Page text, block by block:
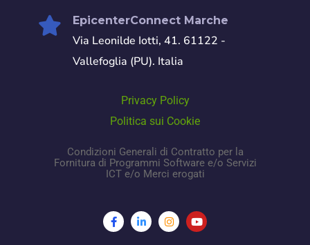
EpicenterConnect Marche
Via Leonilde Iotti, 41. 61122 -
Vallefoglia (PU). Italia
Privacy Policy
Politica sui Cookie
Condizioni Generali di Contratto per la
Fornitura di Programmi Software e/o Servizi
ICT e/o Merci erogati